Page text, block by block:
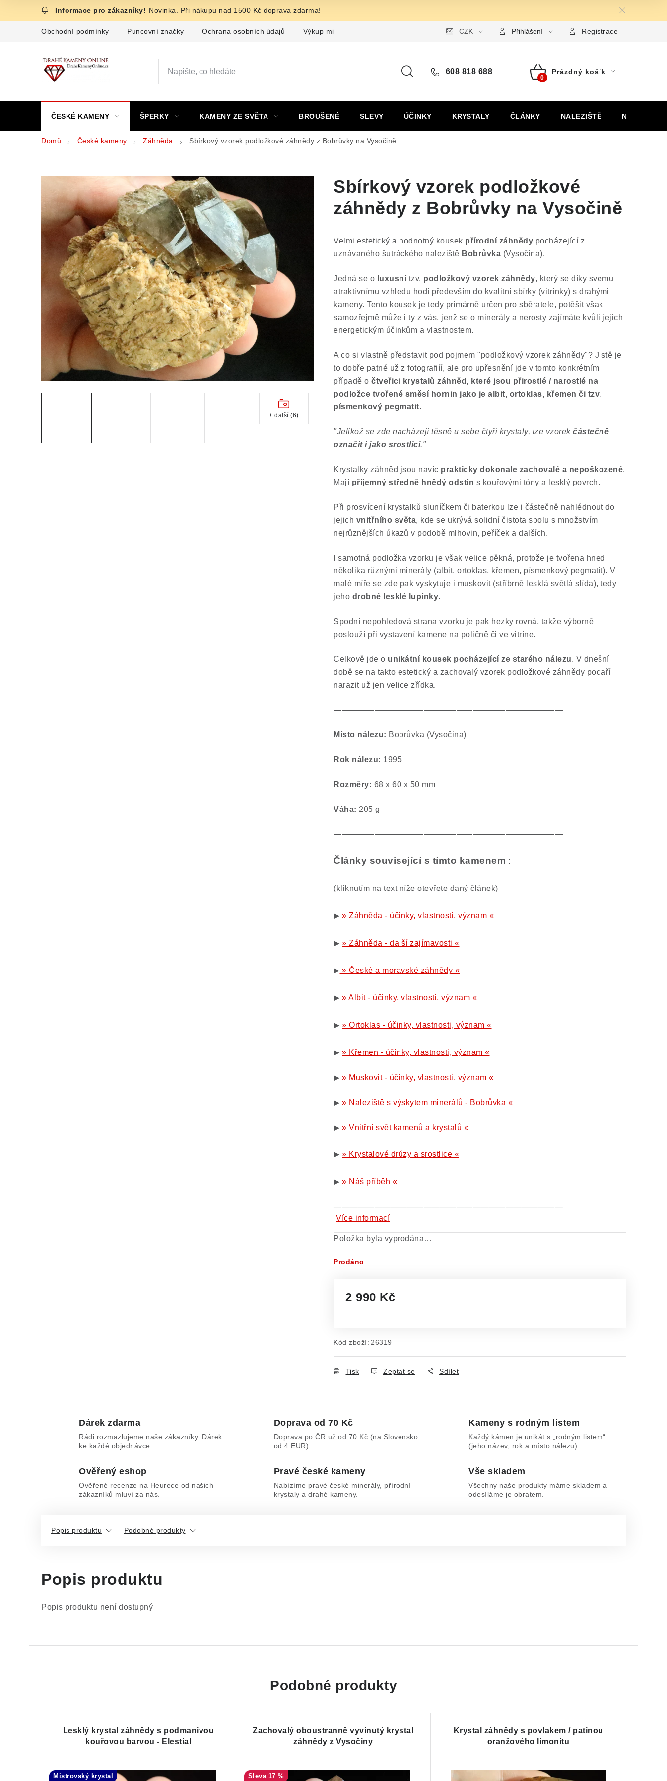
Novinka. Při nákupu nad 1500 Kč doprava zdarma!
Obchodní podmínky Puncovní značky Ochrana osobních údajů Výkup minerálů a drahých kamenů Formulář pro uplatnění reklamace Formulář pro odstoupení
CZK Přihlášení Registrace
608 818 688
Nákupní
Prázdný košík
ČESKÉ KAMENY ŠPERKY KAMENY ZE SVĚTA BROUŠENÉ SLEVY ÚČINKY KRYSTALY ČLÁNKY NALEZIŠTĚ NÁŠ PŘÍBĚH
Domů České kameny Záhněda Sbírkový vzorek podložkové záhnědy z Bobrůvky na Vysočině
Sbírkový vzorek podložkové
záhnědy z Bobrůvky na Vysočině
Velmi estetický a hodnotný kousek přírodní záhnědy pocházející z
uznávaného šutráckého naleziště Bobrůvka (Vysočina).
Jedná se o luxusní tzv. podložkový vzorek záhnědy, který se díky svému
atraktivnímu vzhledu hodí především do kvalitní sbírky (vitrínky) s drahými
kameny. Tento kousek je tedy primárně určen pro sběratele, potěšit však
samozřejmě může i ty z vás, jenž se o minerály a nerosty zajímáte kvůli jejich
energetickým účinkům a vlastnostem.
A co si vlastně představit pod pojmem "podložkový vzorek záhnědy"? Jistě je
to dobře patné už z fotografiíí, ale pro upřesnění jde v tomto konkrétním
případě o čtveřici krystalů záhněd, které jsou přirostlé / narostlé na
podložce tvořené směsí hornin jako je albit, ortoklas, křemen či tzv.
písmenkový pegmatit.
"Jelikož se zde nacházejí těsně u sebe čtyři krystaly, lze vzorek částečně
označit i jako srostlici."
Krystalky záhněd jsou navíc prakticky dokonale zachovalé a nepoškozené.
Mají příjemný středně hnědý odstín s kouřovými tóny a lesklý povrch.
Při prosvícení krystalků sluníčkem či baterkou lze i částečně nahlédnout do
jejich vnitřního světa, kde se ukrývá solidní čistota spolu s množstvím
nejrůznějších úkazů v podobě mlhovin, peříček a dalších.
I samotná podložka vzorku je však velice pěkná, protože je tvořena hned
několika různými minerály (albit. ortoklas, křemen, písmenkový pegmatit). V
malé míře se zde pak vyskytuje i muskovit (stříbrně lesklá světlá slída), tedy
jeho drobné lesklé lupínky.
Spodní nepohledová strana vzorku je pak hezky rovná, takže výborně
poslouží při vystavení kamene na poličně či ve vitríne.
Celkově jde o unikátní kousek pocházející ze starého nálezu. V dnešní
době se na takto estetický a zachovalý vzorek podložkové záhnědy podaří
narazit už jen velice zřídka.
————————————————————————————
Místo nálezu: Bobrůvka (Vysočina)
Rok nálezu: 1995
Rozměry: 68 x 60 x 50 mm
Váha: 205 g
————————————————————————————
Články související s tímto kamenem :
(kliknutím na text níže otevřete daný článek)
▶ » Záhněda - účinky, vlastnosti, význam «
▶ » Záhněda - další zajímavosti «
▶ » České a moravské záhnědy «
▶ » Albit - účinky, vlastnosti, význam «
▶ » Ortoklas - účinky, vlastnosti, význam «
▶ » Křemen - účinky, vlastnosti, význam «
▶ » Muskovit - účinky, vlastnosti, význam «
▶ » Naleziště s výskytem minerálů - Bobrůvka «
▶ » Vnitřní svět kamenů a krystalů «
▶ » Krystalové drůzy a srostlice «
▶ » Náš příběh «
————————————————————————————
Více informací
Položka byla vyprodána…
Prodáno
2 990 Kč
Kód zboží: 26319
Tisk Zeptat se Sdílet
+ další (6)
Dárek zdarma
Rádi rozmazlujeme naše zákazníky. Dárek
ke každé objednávce.
Doprava od 70 Kč
Doprava po ČR už od 70 Kč (na Slovensko
od 4 EUR).
Kameny s rodným listem
Každý kámen je unikát s „rodným listem“
(jeho název, rok a místo nálezu).
Ověřený eshop
Ověřené recenze na Heurece od našich
zákazníků mluví za nás.
Pravé české kameny
Nabízíme pravé české minerály, přírodní
krystaly a drahé kameny.
Vše skladem
Všechny naše produkty máme skladem a
odesíláme je obratem.
Popis produktu Podobné produkty
Popis produktu
Popis produktu není dostupný
Podobné produkty
Lesklý krystal záhnědy s podmanivou
kouřovou barvou - Elestial
Mistrovský krystal
Zachovalý oboustranně vyvinutý krystal
záhnědy z Vysočiny
17 %
Krystal záhnědy s povlakem / patinou
oranžového limonitu